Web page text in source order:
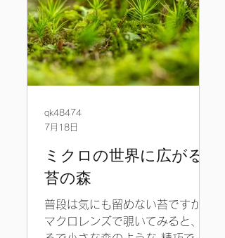
ミクロの世界に広がる
苔の森
普段は気にも留めない苔ですが、
マクロレンズで覗いてみると、ま
qk48474
7月18日